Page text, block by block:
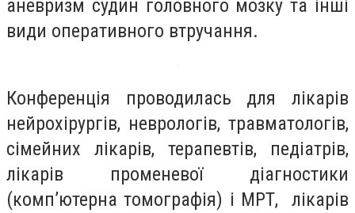
аневризм судин головного мозку та інші
види оперативного втручання.
Конференція проводилась для лікарів
нейрохірургів, неврологів, травматологів,
сімейних лікарів, терапевтів, педіатрів,
лікарів променевої діагностики
(комп’ютерна томографія) і МРТ, лікарів